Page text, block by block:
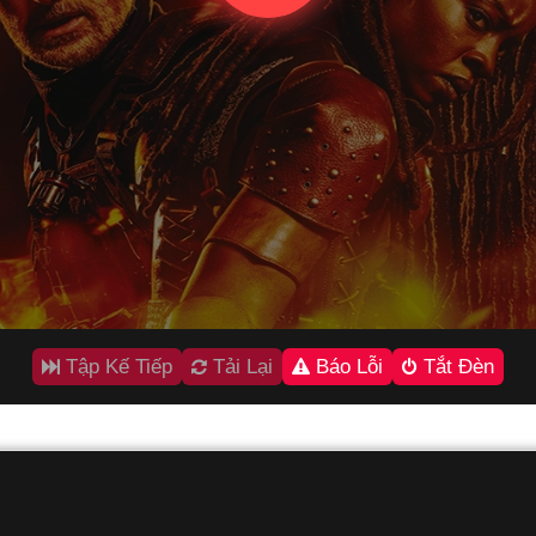
Tập Kế Tiếp Tải Lại Báo Lỗi Tắt Đèn